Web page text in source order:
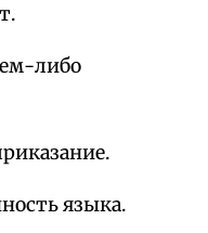
либо
языка.